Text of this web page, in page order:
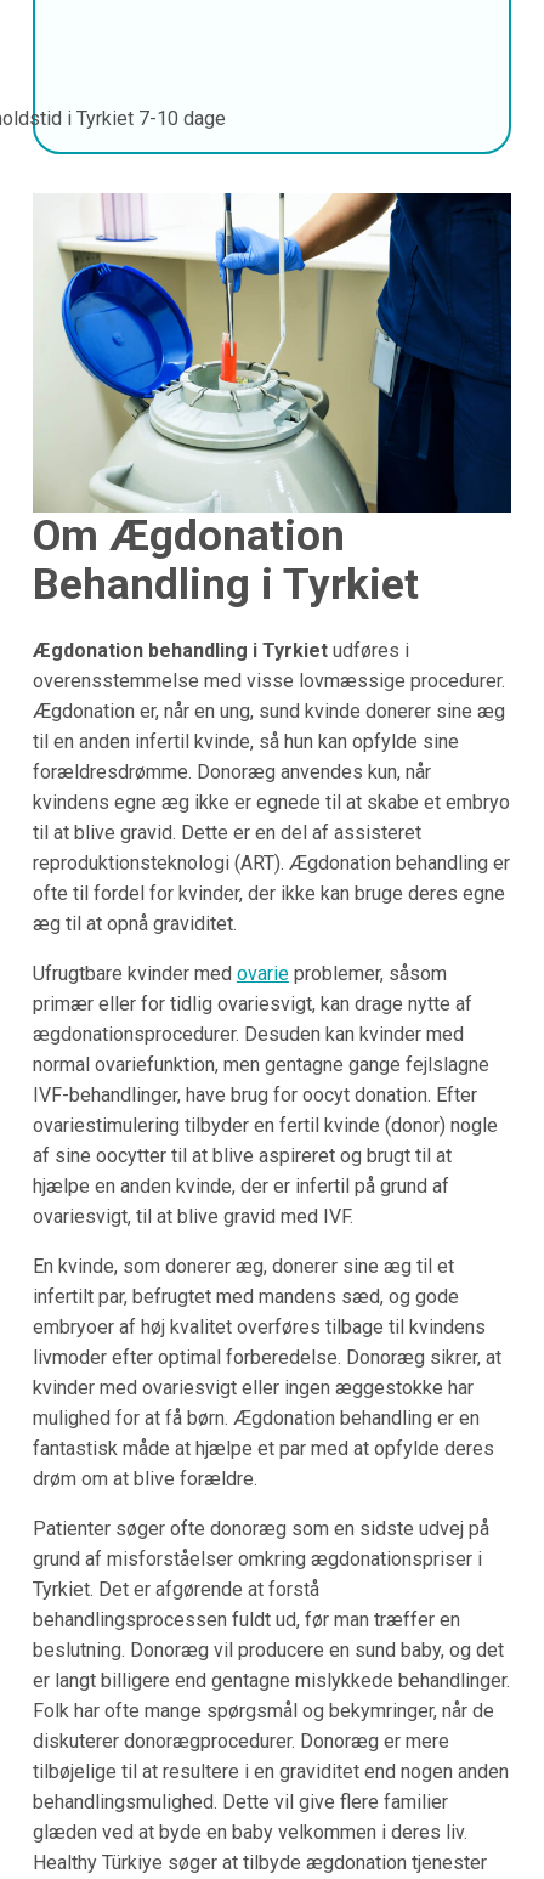
i Tyrkiet 7-10 dage
Om Ægdonation
Behandling i Tyrkiet
Ægdonation behandling i Tyrkietudføres i
overensstemmelse med visse lovmæssige procedurer.
Ægdonation er, når en ung, sund kvinde donerer sine æg
til en anden infertil kvinde, så hun kan opfylde sine
forældresdrømme. Donoræg anvendes kun, når
kvindens egne æg ikke er egnede til at skabe et embryo
til at blive gravid. Dette er en del af assisteret
reproduktionsteknologi (ART). Ægdonation behandling er
ofte til fordel for kvinder, der ikke kan bruge deres egne
æg til at opnå graviditet.
Ufrugtbare kvinder med ovarieproblemer, såsom
primær eller for tidlig ovariesvigt, kan drage nytte af
ægdonationsprocedurer. Desuden kan kvinder med
normal ovariefunktion, men gentagne gange fejlslagne
IVF-behandlinger, have brug for oocyt donation. Efter
ovariestimulering tilbyder en fertil kvinde (donor) nogle
af sine oocytter til at blive aspireret og brugt til at
hjælpe en anden kvinde, der er infertil på grund af
ovariesvigt, til at blive gravid med IVF.
En kvinde, som donerer æg, donerer sine æg til et
infertilt par, befrugtet med mandens sæd, og gode
embryoer af høj kvalitet overføres tilbage til kvindens
livmoder efter optimal forberedelse. Donoræg sikrer, at
kvinder med ovariesvigt eller ingen æggestokke har
mulighed for at få børn. Ægdonation behandling er en
fantastisk måde at hjælpe et par med at opfylde deres
drøm om at blive forældre.
Patienter søger ofte donoræg som en sidste udvej på
grund af misforståelser omkring ægdonationspriser i
Tyrkiet. Det er afgørende at forstå
behandlingsprocessen fuldt ud, før man træffer en
beslutning. Donoræg vil producere en sund baby, og det
er langt billigere end gentagne mislykkede behandlinger.
Folk har ofte mange spørgsmål og bekymringer, når de
diskuterer donorægprocedurer. Donoræg er mere
tilbøjelige til at resultere i en graviditet end nogen anden
behandlingsmulighed. Dette vil give flere familier
glæden ved at byde en baby velkommen i deres liv.
Healthy Türkiye søger at tilbyde ægdonation tjenester